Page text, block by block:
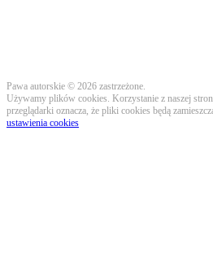
Pawa autorskie © 2026 zastrzeżone.
Używamy plików cookies. Korzystanie z naszej
przeglądarki oznacza, że pliki cookies będą
ustawienia cookies